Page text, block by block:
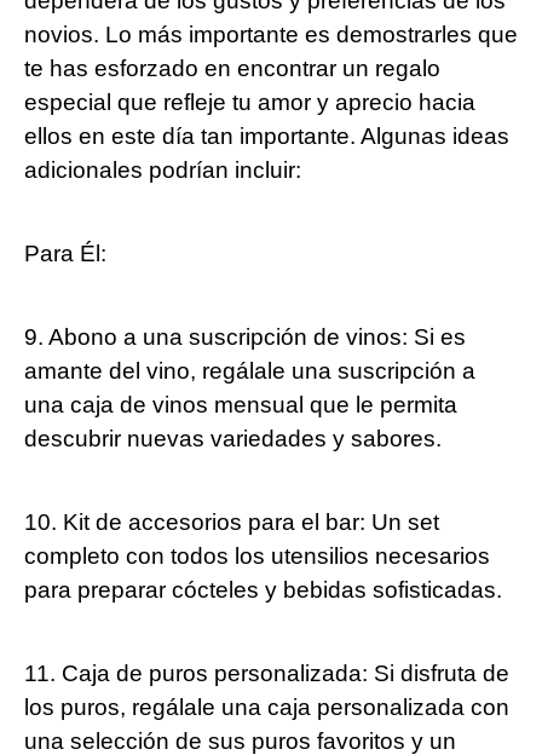
novios. Lo más importante es demostrarles que
te has esforzado en encontrar un regalo
especial que refleje tu amor y aprecio hacia
ellos en este día tan importante. Algunas ideas
adicionales podrían incluir:
Para Él:
9. Abono a una suscripción de vinos: Si es
amante del vino, regálale una suscripción a
una caja de vinos mensual que le permita
descubrir nuevas variedades y sabores.
10. Kit de accesorios para el bar: Un set
completo con todos los utensilios necesarios
para preparar cócteles y bebidas sofisticadas.
11. Caja de puros personalizada: Si disfruta de
los puros, regálale una caja personalizada con
una selección de sus puros favoritos y un